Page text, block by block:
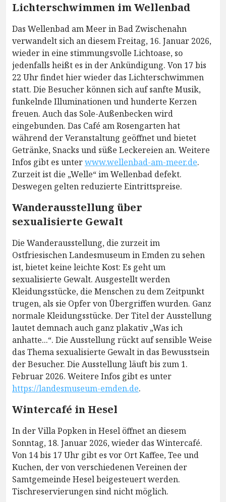
Lichterschwimmen im Wellenbad
Das Wellenbad am Meer in Bad Zwischenahn
verwandelt sich an diesem Freitag, 16. Januar 2026,
wieder in eine stimmungsvolle Lichtoase, so
jedenfalls heißt es in der Ankündigung. Von 17 bis
22 Uhr findet hier wieder das Lichterschwimmen
statt. Die Besucher können sich auf sanfte Musik,
funkelnde Illuminationen und hunderte Kerzen
freuen. Auch das Sole-Außenbecken wird
eingebunden. Das Café am Rosengarten hat
während der Veranstaltung geöffnet und bietet
Getränke, Snacks und süße Leckereien an. Weitere
Infos gibt es unterwww.wellenbad-am-meer.de.
Zurzeit ist die „Welle“ im Wellenbad defekt.
Deswegen gelten reduzierte Eintrittspreise.
Wanderausstellung über
sexualisierte Gewalt
Die Wanderausstellung, die zurzeit im
Ostfriesischen Landesmuseum in Emden zu sehen
ist, bietet keine leichte Kost: Es geht um
sexualisierte Gewalt. Ausgestellt werden
Kleidungsstücke, die Menschen zu dem Zeitpunkt
trugen, als sie Opfer von Übergriffen wurden. Ganz
normale Kleidungsstücke. Der Titel der Ausstellung
lautet demnach auch ganz plakativ „Was ich
anhatte...“. Die Ausstellung rückt auf sensible Weise
das Thema sexualisierte Gewalt in das Bewusstsein
der Besucher. Die Ausstellung läuft bis zum 1.
Februar 2026. Weitere Infos gibt es unter
https://landesmuseum-emden.de.
Wintercafé in Hesel
In der Villa Popken in Hesel öffnet an diesem
Sonntag, 18. Januar 2026, wieder das Wintercafé.
Von 14 bis 17 Uhr gibt es vor Ort Kaffee, Tee und
Kuchen, der von verschiedenen Vereinen der
Samtgemeinde Hesel beigesteuert werden.
Tischreservierungen sind nicht möglich.